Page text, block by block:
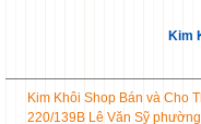
Kim
Kim Khôi Shop Bán và Cho
220/139B Lê Văn Sỹ